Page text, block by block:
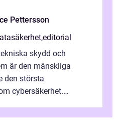
Pettersson
,editorial
skydd och
är den mänskliga
den största
cybersäkerhet.